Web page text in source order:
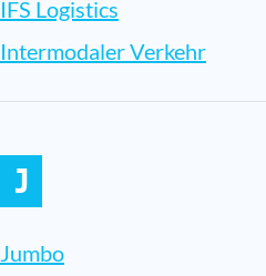
IFS Logistics
Intermodaler Verkehr
J
Jumbo